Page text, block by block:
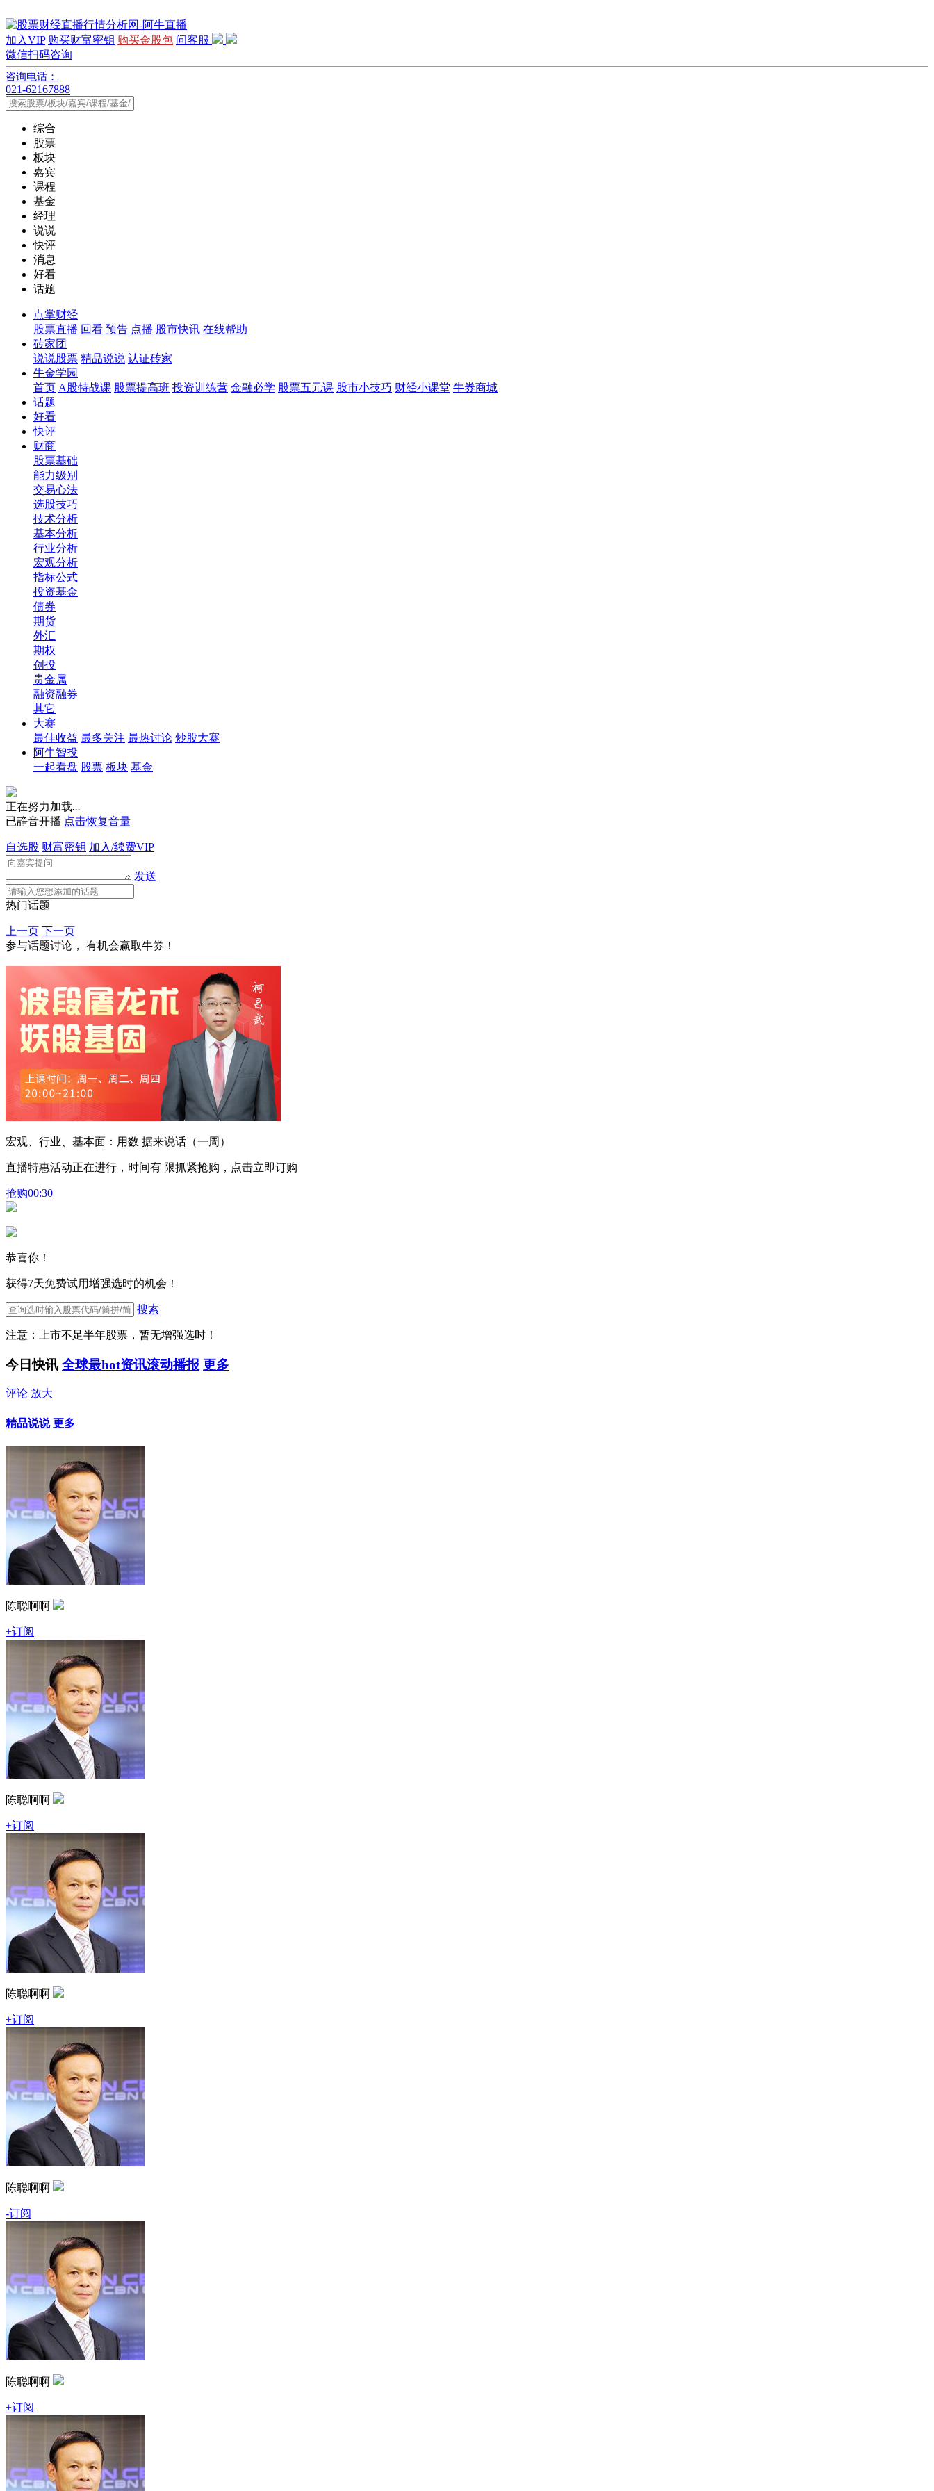
加入VIP 购买财富密钥 购买金股包 问客服
微信扫码咨询
咨询电话：
021-62167888
综合
股票
板块
嘉宾
课程
基金
经理
说说
快评
消息
好看
话题
点掌财经
股票直播 回看 预告 点播 股市快讯 在线帮助
砖家团
说说股票 精品说说 认证砖家
牛金学园
首页 A股特战课 股票提高班 投资训练营 金融必学 股票五元课 股市小技巧 财经小课堂 牛券商城
话题
好看
快评
财商
股票基础
能力级别
交易心法
选股技巧
技术分析
基本分析
行业分析
宏观分析
指标公式
投资基金
债券
期货
外汇
期权
创投
贵金属
融资融券
其它
大赛
最佳收益 最多关注 最热讨论 炒股大赛
阿牛智投
一起看盘 股票 板块 基金
正在努力加载...
已静音开播 点击恢复音量
自选股 财富密钥 加入/续费VIP
发送
热门话题
上一页 下一页
参与话题讨论， 有机会赢取牛券！
宏观、行业、基本面：用数 据来说话（一周）
直播特惠活动正在进行，时间有 限抓紧抢购，点击立即订购
抢购00:30
恭喜你！
获得7天免费试用增强选时的机会！
搜索
注意：上市不足半年股票，暂无增强选时！
今日快讯 全球最hot资讯滚动播报 更多
评论 放大
精品说说 更多
陈聪啊啊
+订阅
陈聪啊啊
+订阅
陈聪啊啊
+订阅
陈聪啊啊
-订阅
陈聪啊啊
+订阅